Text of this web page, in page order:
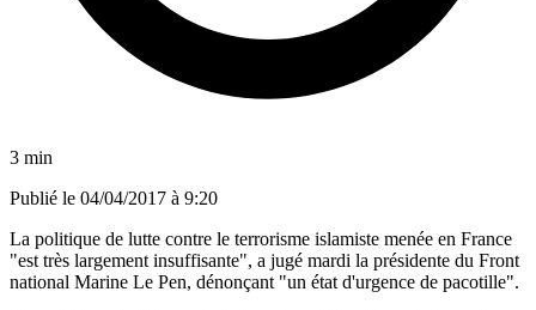
3 min
Publié le 04/04/2017 à 9:20
La politique de lutte contre le terrorisme islamiste menée en France
"est très largement insuffisante", a jugé mardi la présidente du Front
national Marine Le Pen, dénonçant "un état d'urgence de pacotille".